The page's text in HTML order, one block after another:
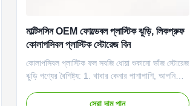
মাল্টিসসিন OEM ফোল্ডেবল প্লাস্টিক ঝুড়ি, লিকপ্রুফ
কোলাপসিবল প্লাস্টিক স্টোরেজ বিন
কোলাপসিবল প্লাস্টিক ফল সবজি ধোয়া শুকানো ভাঁজ স্টোরেজ
ঝুড়ি পণ্যের বৈশিষ্ট্য: 1. খাবার কেনার পাশাপাশি, আপনি
সংরক্ষণ করতে পারেন। 2. হ্যান্ডেল সহ প্লাস্টিক স্টোরেজ
সেরা দাম পান